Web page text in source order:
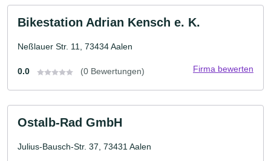
Bikestation Adrian Kensch e. K.
Neßlauer Str. 11, 73434 Aalen
0.0 (0 Bewertungen) Firma bewerten
Ostalb-Rad GmbH
Julius-Bausch-Str. 37, 73431 Aalen